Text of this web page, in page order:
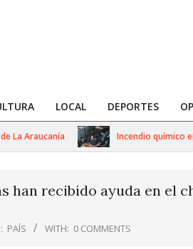
LOCAL DEPORTES
Araucanía Incendio químico en
han recibido ayuda en el
PAÍS WITH: 0 COMMENTS